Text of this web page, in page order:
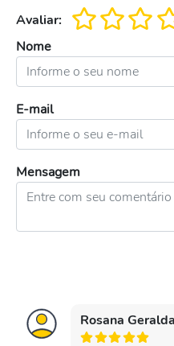
Avaliar:
Nome
E-mail
Mensagem
Rosana